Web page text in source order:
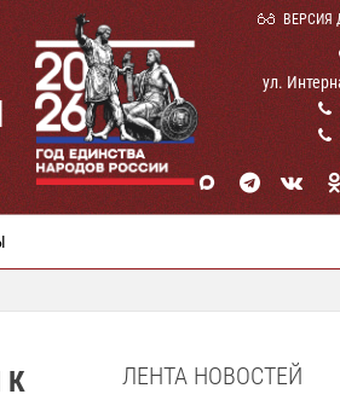
ул.
К
ЛЕНТА НОВОСТЕЙ